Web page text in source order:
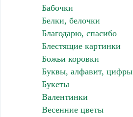
Бабочки
Белки, белочки
Благодарю, спасибо
Блестящие картинки
Божьи коровки
Буквы, алфавит, цифры
Букеты
Валентинки
Весенние цветы